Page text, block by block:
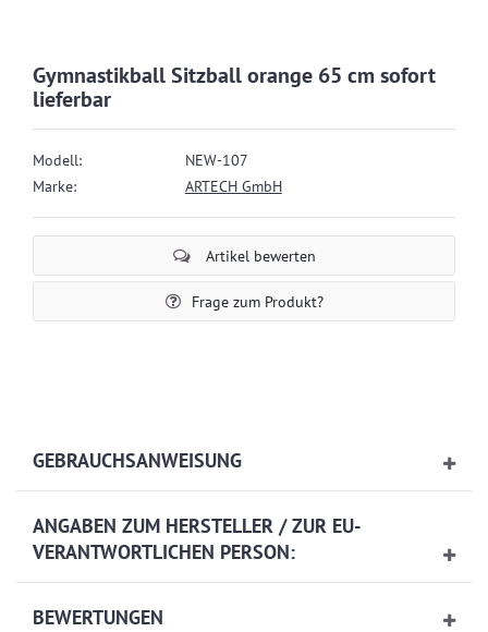
Gymnastikball Sitzball orange 65 cm sofort
lieferbar
Modell:
NEW-107
Marke:
ARTECH GmbH
Artikel bewerten
Frage zum Produkt?
GEBRAUCHSANWEISUNG
ANGABEN ZUM HERSTELLER / ZUR EU-
VERANTWORTLICHEN PERSON:
BEWERTUNGEN